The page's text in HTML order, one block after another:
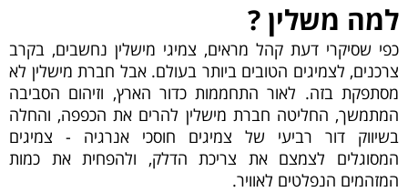
למה משלין ?
כפי שסיקרי דעת קהל מראים, צמיגי מישלין נחשבים, בקרב
צרכנים, לצמיגים הטובים ביותר בעולם. אבל חברת מישלין לא
מסתפקת בזה. לאור התחממות כדור הארץ, וזיהום הסביבה
המתמשך, החליטה חברת מישלין להרים את הכפפה, והחלה
בשיווק דור רביעי של צמיגים חוסכי אנרגיה - צמיגים
המסוגלים לצמצם את צריכת הדלק, ולהפחית את כמות
המזהמים הנפלטים לאוויר.